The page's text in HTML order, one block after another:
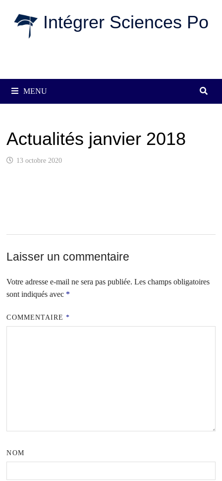
Intégrer Sciences Po
MENU
Actualités janvier 2018
13 octobre 2020
Laisser un commentaire
Votre adresse e-mail ne sera pas publiée. Les champs obligatoires
sont indiqués avec *
COMMENTAIRE*
NOM